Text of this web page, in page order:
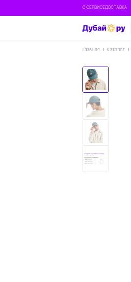
О СЕРВИСЕДОСТАВКА
Главная Каталог